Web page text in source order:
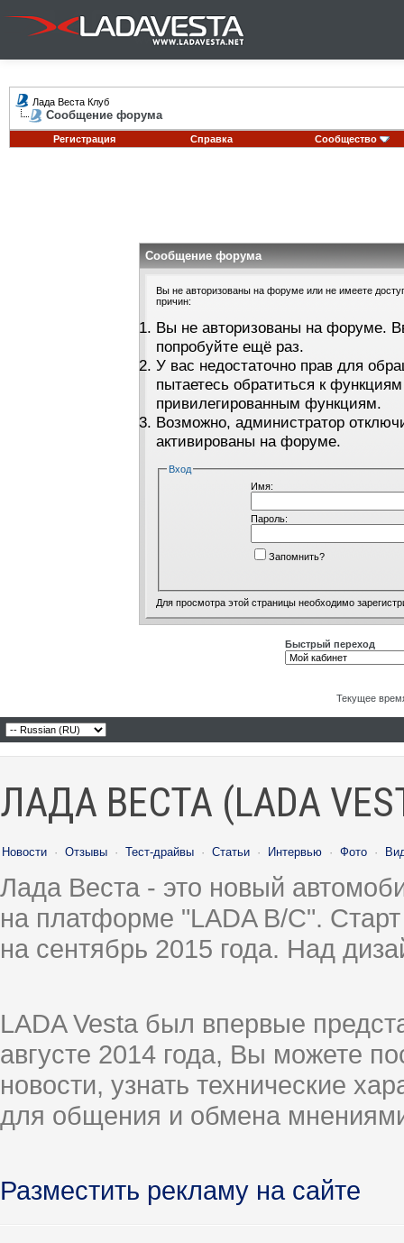
Лада Веста Клуб
Сообщение форума
Регистрация Справка Сообщество
Сообщение форума
Вы не авторизованы на форуме или не имеете
причин:
Вы не авторизованы на форуме.
попробуйте ещё раз.
У вас недостаточно прав для
пытаетесь обратиться к
привилегированным функциям.
Возможно, администратор
активированы на форуме.
Вход
Имя:
Пароль:
Запомнить?
Для просмотра этой страницы необходимо
Быстрый переход
Текущее
ЛАДА ВЕСТА (LADA
Новости · Отзывы · Тест-драйвы · Статьи · Интервью · Фото ·
Лада Веста - это новый
на платформе "LADA B/C".
на сентябрь 2015 года. Над
LADA Vesta был впервые
августе 2014 года, Вы можете
новости, узнать технические
для общения и обмена
Разместить рекламу на сайте